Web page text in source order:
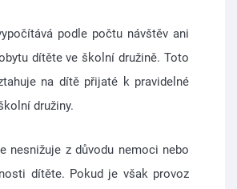
podle počtu návštěv ani
dítěte ve školní družině. Toto
na dítě přijaté k pravidelné
družiny.
nesnižuje z důvodu nemoci nebo
dítěte. Pokud je však provoz